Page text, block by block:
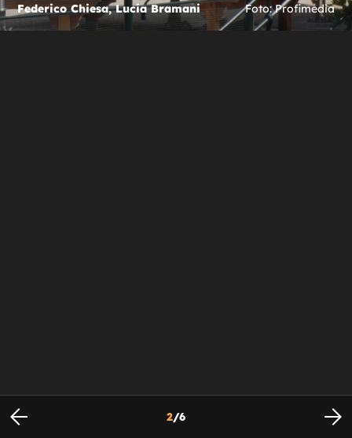
Federico Chiesa, Lucia Bramani Foto: Profimedia
2/6